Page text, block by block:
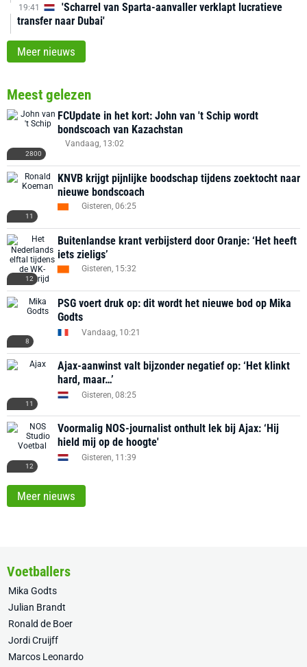
19:41
'Scharrel van Sparta-aanvaller verklapt lucratieve
transfer naar Dubai'
Meer nieuws
Meest gelezen
2800
FCUpdate in het kort: John van 't Schip wordt
bondscoach van Kazachstan
Vandaag, 13:02
11
KNVB krijgt pijnlijke boodschap tijdens zoektocht naar
nieuwe bondscoach
Gisteren, 06:25
12
Buitenlandse krant verbijsterd door Oranje: ‘Het heeft
iets zieligs’
Gisteren, 15:32
8
PSG voert druk op: dit wordt het nieuwe bod op Mika
Godts
Vandaag, 10:21
11
Ajax-aanwinst valt bijzonder negatief op: ‘Het klinkt
hard, maar…’
Gisteren, 08:25
12
Voormalig NOS-journalist onthult lek bij Ajax: ‘Hij
hield mij op de hoogte'
Gisteren, 11:39
Meer nieuws
Voetballers
Mika Godts
Julian Brandt
Ronald de Boer
Jordi Cruijff
Marcos Leonardo